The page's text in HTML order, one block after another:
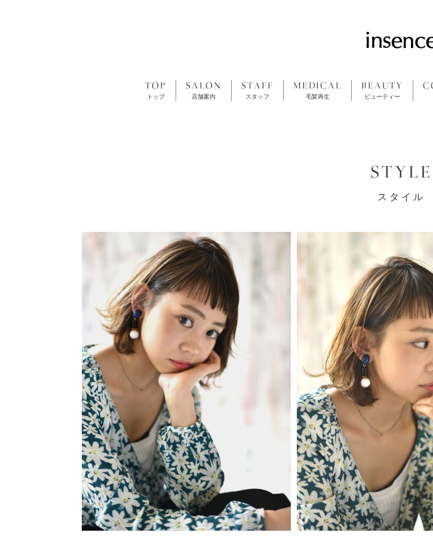
TOP
トップ
SALON
店舗案内
STAFF
スタッフ
MEDICAL
毛髪再生
BEAUTY
ビューティー
STYLE
スタイル